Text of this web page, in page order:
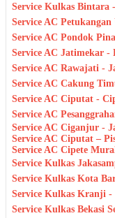
Service Kulkas Bintara
Service AC
Service AC Pondok
Service AC Jatimekar -
Service AC Rawajati -
Service AC Cakung
Service AC Ciputat -
Service AC
Service AC Ciganjur -
Service AC Ciputat –
Service AC Cipete
Service Kulkas
Service Kulkas Kota
Service Kulkas Kranji -
Service Kulkas Bekasi